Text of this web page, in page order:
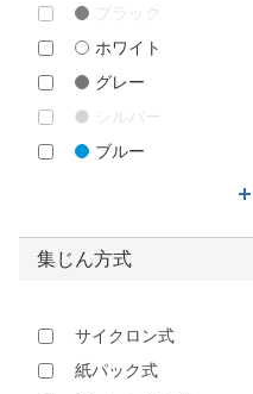
東芝｜TOSHIBA
ブラック
ホワイト
グレー
シルバー
ブルー
ブラウン
集じん方式
サイクロン式
紙パック式